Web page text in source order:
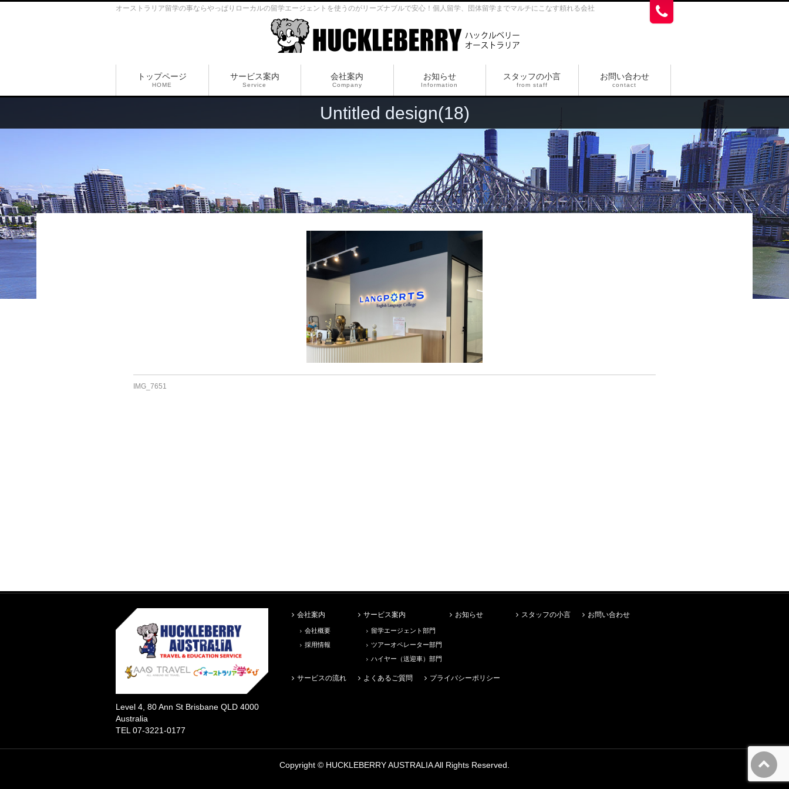
オーストラリア留学の事ならやっぱりローカルの留学エージェントを使うのがリーズナブルで安心！個人留学、団体留学までマルチにこなす頼れる会社
トップページ
HOME
サービス案内
Service
会社案内
Company
お知らせ
Information
スタッフの小言
from staff
お問い合わせ
contact
Untitled design(18)
IMG_7651
Level 4, 80 Ann St Brisbane QLD 4000
Australia
TEL 07-3221-0177
会社案内
会社概要
採用情報
サービス案内
留学エージェント部門
ツアーオペレーター部門
ハイヤー（送迎車）部門
お知らせ スタッフの小言 お問い合わせ
サービスの流れ よくあるご質問 プライバシーポリシー
Copyright © HUCKLEBERRY AUSTRALIAAll Rights Reserved.